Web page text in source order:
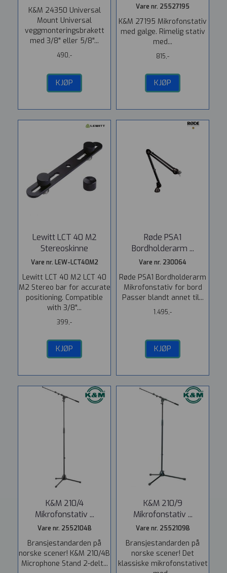
K&M 24350 Universal
Mount Universal
veggmonteringsbrakett
med 3/8" eller 5/8"...
490,-
KJØP
Vare nr. 25527195
K&M 27195 Mikrofonstativ
med galge. Rimelig stativ
med...
815,-
KJØP
Lewitt LCT 40 M2
Stereoskinne
Vare nr. LEW-LCT40M2
Lewitt LCT 40 M2 LCT 40
M2 Stereo bar for accurate
positioning. Compatible
with 3/8"...
399,-
KJØP
Røde PSA1
Bordholderarm ...
Vare nr. 230064
Røde PSA1 Bordholderarm
Mikrofonstativ for bord
Passer blandt annet til...
1.495,-
KJØP
K&M 210/4
Mikrofonstativ ...
Vare nr. 2552104B
Bransjestandarden på
norske scener! K&M 210/4B
Microphone Stand 2-delt...
K&M 210/9
Mikrofonstativ ...
Vare nr. 2552109B
Bransjestandarden på
norske scener! Det
klassiske mikrofonstativet